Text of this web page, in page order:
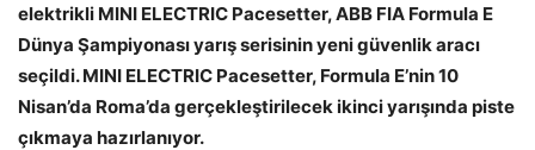
elektrikli MINI ELECTRIC Pacesetter, ABB FIA Formula E
Dünya Şampiyonası yarış serisinin yeni güvenlik aracı
seçildi. MINI ELECTRIC Pacesetter, Formula E’nin 10
Nisan’da Roma’da gerçekleştirilecek ikinci yarışında piste
çıkmaya hazırlanıyor.